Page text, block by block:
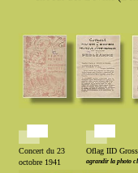
Concert du 23
octobre 1941
Oflag IID
agrandir la photo